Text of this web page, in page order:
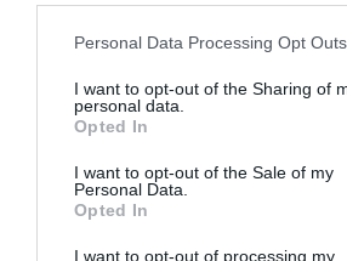
Please note that this website/app uses
not limited to your visit or usage
grant or deny consent to Google and its
use your data for below specified
consent section.
Personal Data Processing Opt Outs
I want to opt-out of the Sharing of
personal data.
Opted In
I want to opt-out of the Sale of my
Personal Data.
Opted In
I want to opt-out of processing my
6 h 23 min